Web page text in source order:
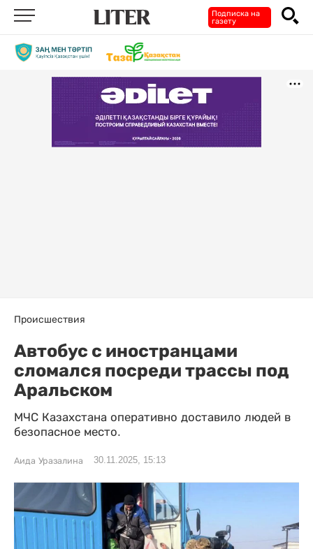
Подписка на
газету
Происшествия
Автобус с иностранцами
сломался посреди трассы под
Аральском
МЧС Казахстана оперативно доставило людей в
безопасное место.
Аида Уразалина 30.11.2025, 15:13